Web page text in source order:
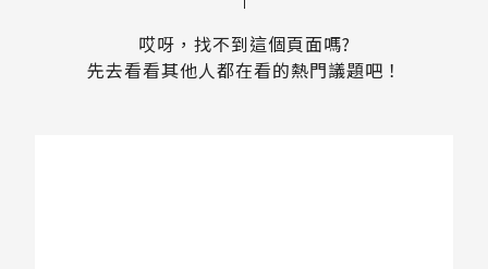
哎呀，找不到這個頁面嗎?
先去看看其他人都在看的熱門議題吧！